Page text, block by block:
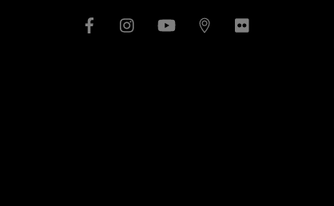
YouTube